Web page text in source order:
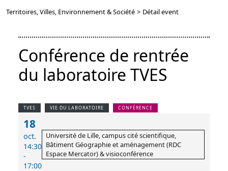
Territoires, Villes, Environnement & Société > Détail event
Conférence de rentrée
du laboratoire TVES
TVES VIE DU LABORATOIRE CONFÉRENCE
18
oct.
14:30
-
17:00
Université de Lille, campus cité scientifique,
Bâtiment Géographie et aménagement (RDC
Espace Mercator) & visioconférence